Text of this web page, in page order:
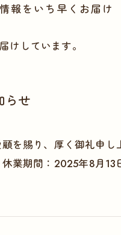
報をいち早くお届け
けしています。
らせ
を賜り、厚く御礼申
業期間：2025年8月